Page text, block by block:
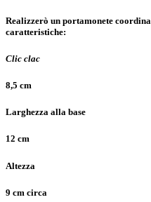
Realizzerò un portamonete
caratteristiche:
Clic clac
8,5 cm
Larghezza alla base
12 cm
Altezza
9 cm circa